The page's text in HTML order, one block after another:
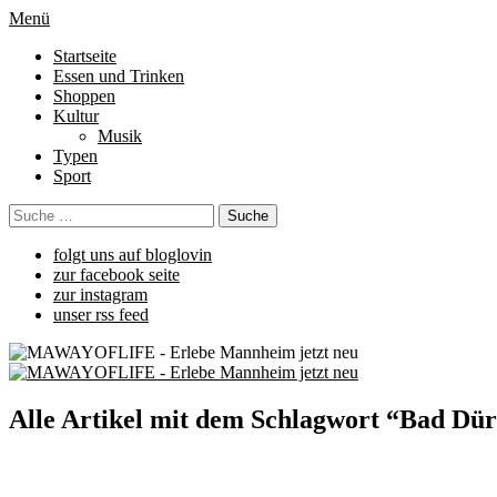
Menü
Startseite
Essen und Trinken
Shoppen
Kultur
Musik
Typen
Sport
folgt uns auf bloglovin
zur facebook seite
zur instagram
unser rss feed
Alle Artikel mit dem Schlagwort “Bad